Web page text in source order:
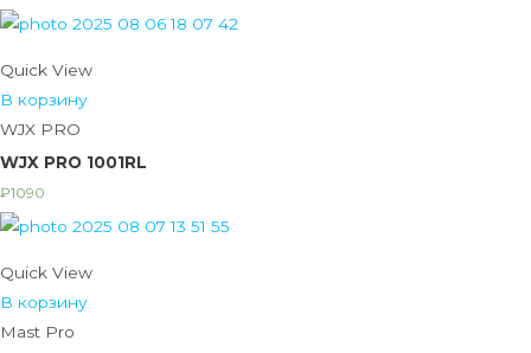
Quick View
В корзину
WJX PRO
WJX PRO 1001RL
₽1090
Quick View
В корзину
Mast Pro